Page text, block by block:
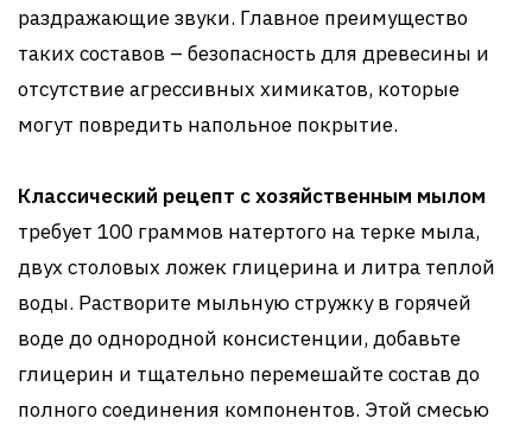
раздражающие звуки. Главное преимущество
таких составов – безопасность для древесины и
отсутствие агрессивных химикатов, которые
могут повредить напольное покрытие.
Классический рецепт с хозяйственным мылом
требует 100 граммов натертого на терке мыла,
двух столовых ложек глицерина и литра теплой
воды. Растворите мыльную стружку в горячей
воде до однородной консистенции, добавьте
глицерин и тщательно перемешайте состав до
полного соединения компонентов. Этой смесью